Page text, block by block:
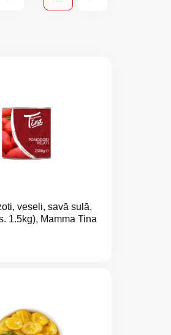
kā
veseli, savā sulā,
1.5kg), Mamma Tina